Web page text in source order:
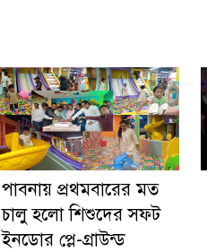
পাবনায় প্রথমবারের মত
চালু হলো শিশুদের সফট
ইনডোর প্লে-গ্রাউন্ড